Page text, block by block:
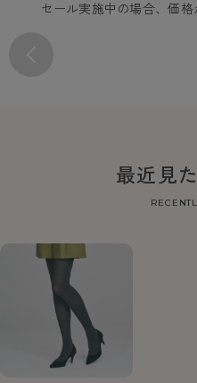
セール実施中の場合、価格
最近見